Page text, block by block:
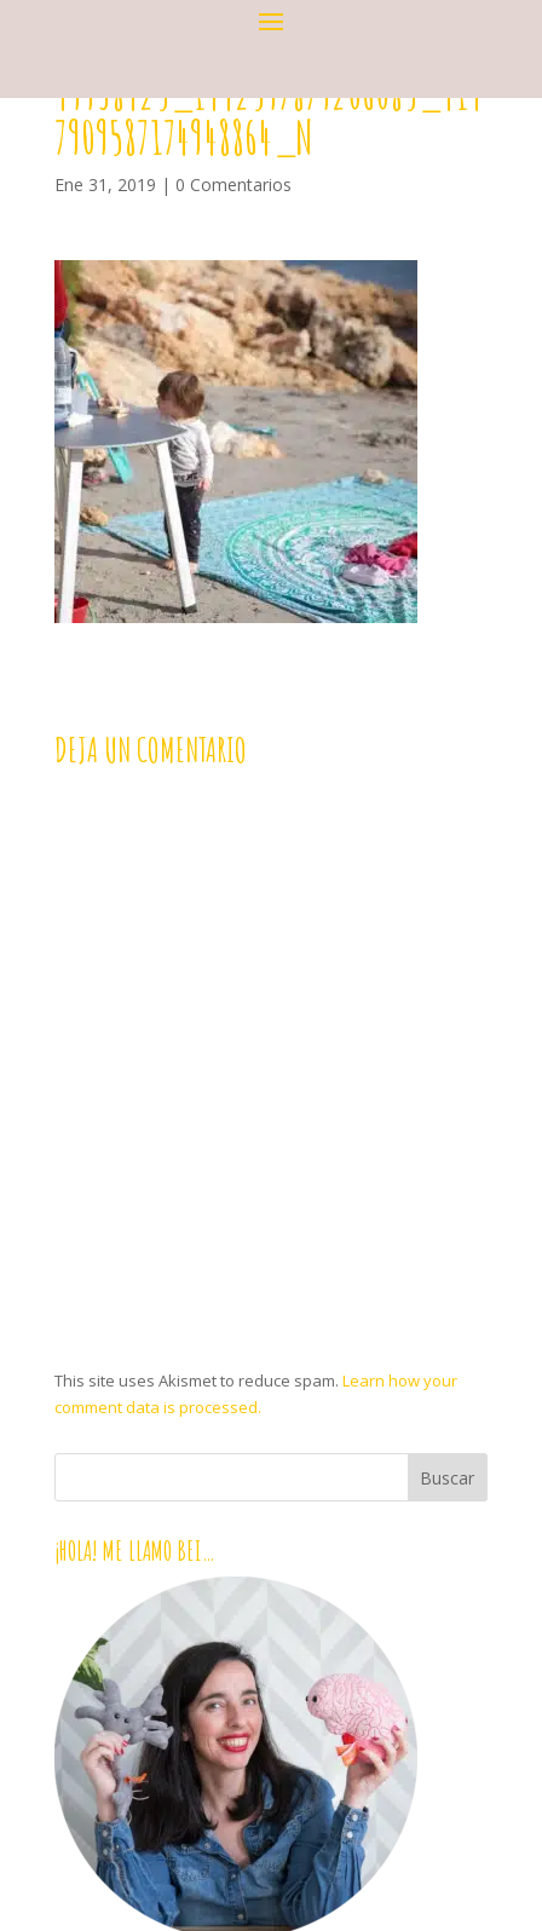
49938425_1442597879206085_414
7909587174948864_N
Ene 31, 2019 | 0 Comentarios
DEJA UN COMENTARIO
This site uses Akismet to reduce spam. Learn how your
comment data is processed.
¡HOLA! ME LLAMO BEI…